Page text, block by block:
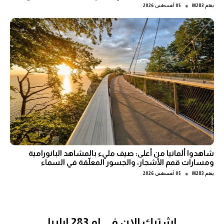
بقلم M283
● 05 أغسطس 2026
شاهدوا ألمانيا من أعلى: صيف مليء بالمشاهد البانورامية
ومسارات قمم الأشجار، والجسور المعلّقة في السماء
بقلم M283
● 05 أغسطس 2026